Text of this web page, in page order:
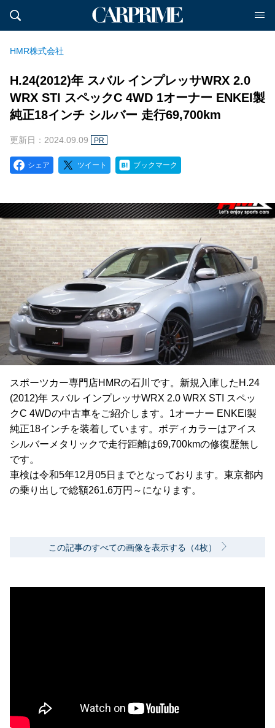
HMR株式会社
H.24(2012)年 スバル インプレッサWRX 2.0
WRX STI スペックC 4WD 1オーナー ENKEI製
純正18インチ シルバー 走行69,700km
更新日：2024.09.09 PR
シェア ツイート ブックマーク
スポーツカー専門店HMRの石川です。新規入庫したH.24
(2012)年 スバル インプレッサWRX 2.0 WRX STI スペッ
クC 4WDの中古車をご紹介します。1オーナー ENKEI製
純正18インチを装着しています。ボディカラーはアイス
シルバーメタリックで走行距離は69,700kmの修復歴無し
です。
車検は令和5年12月05日までとなっております。東京都内
の乗り出しで総額261.6万円～になります。
この記事のすべての画像を表示する（4枚）